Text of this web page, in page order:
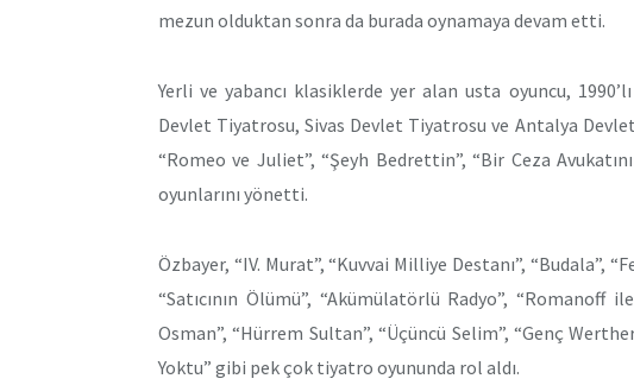
mezun olduktan sonra da burada oynamaya devam etti.
Yerli ve yabancı klasiklerde yer alan usta oyuncu,
Devlet Tiyatrosu, Sivas Devlet Tiyatrosu ve Antalya
“Romeo ve Juliet”, “Şeyh Bedrettin”, “Bir Ceza
oyunlarını yönetti.
Özbayer, “IV. Murat”, “Kuvvai Milliye Destanı”, “Budala”,
“Satıcının Ölümü”, “Akümülatörlü Radyo”, “Romanoff
Osman”, “Hürrem Sultan”, “Üçüncü Selim”, “Genç
Yoktu” gibi pek çok tiyatro oyununda rol aldı.